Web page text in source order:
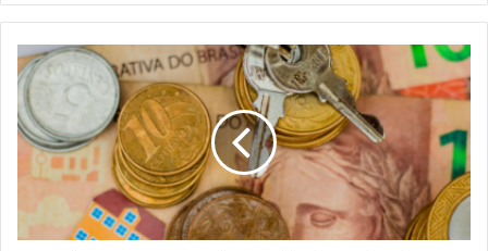
Lar
para
quem
não
tem!
Lula
de
conceder